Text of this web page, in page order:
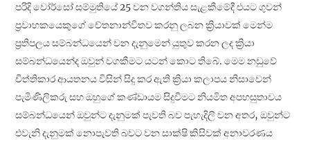
පරිදි වෝර්සෝ සම්මුතියේ 25 වන වගන්තිය සැළකීමේදී එයට ගුවන්
ප්‍රවාහකයෙකුගේ චේතනාන්විතව කරනු ලබන ක්‍රියාවක් මෙන්ම
ප්‍රතිපලය සම්බන්ධයෙන් වන දැනුමෙන් යුතුව කරන ලද ක්‍රියා
සම්බන්ධයෙන්ද ඔවුන් වගකීමට යටන් කොට තිබේ. මෙම නඩුවේ
චිත්තිකාර ආයතනය විසින් සිදු කර ඇති ක්‍රියා කලාපය නිසාවෙන්
පැමිණිලිකරු සහ ඔහුගේ කණ්ඩායම සිදුවීමට නියමිත අපහසුතාවය
සම්බන්ධයෙන් ඔවුන්ට දැනුමක් පැවති බව පැහැදිලි වන අතර, ඔවුන්ට
එවැනි දැනුමක් නොපැවති බවට වන සාක්ෂි කිසිවක් අනාවරණය